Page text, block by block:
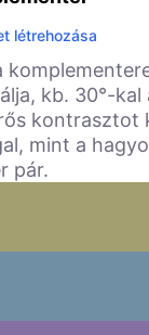
létrehozása
kb. 30°-kal
kontrasztot
mint a
pár.